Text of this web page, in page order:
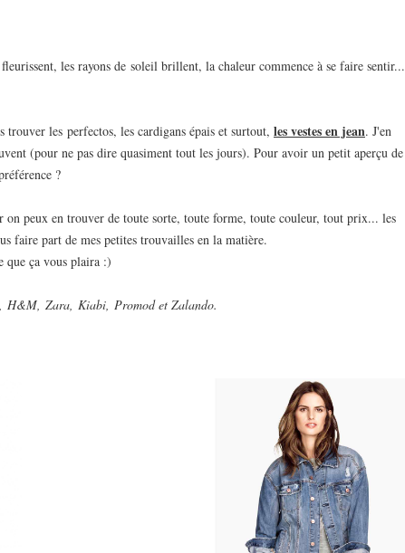
les rayons de soleil brillent, la chaleur commence à se faire sentir...
les perfectos, les cardigans épais et surtout, les vestes en jean. J'en
(pour ne pas dire quasiment tout les jours). Pour avoir un petit aperçu de
?
on peux en trouver de toute sorte, toute forme, toute couleur, tout prix... les
faire part de mes petites trouvailles en la matière.
que ça vous plaira :)
, H&M, Zara, Kiabi, Promod et Zalando.